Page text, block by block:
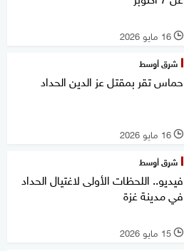
l 16 مايو 2026
شرق أوسط
حماس تقر بمقتل عز الدين الحداد
l 16 مايو 2026
شرق أوسط
فيديو.. اللحظات الأولى لاغتيال الحداد
في مدينة غزة
l 15 مايو 2026